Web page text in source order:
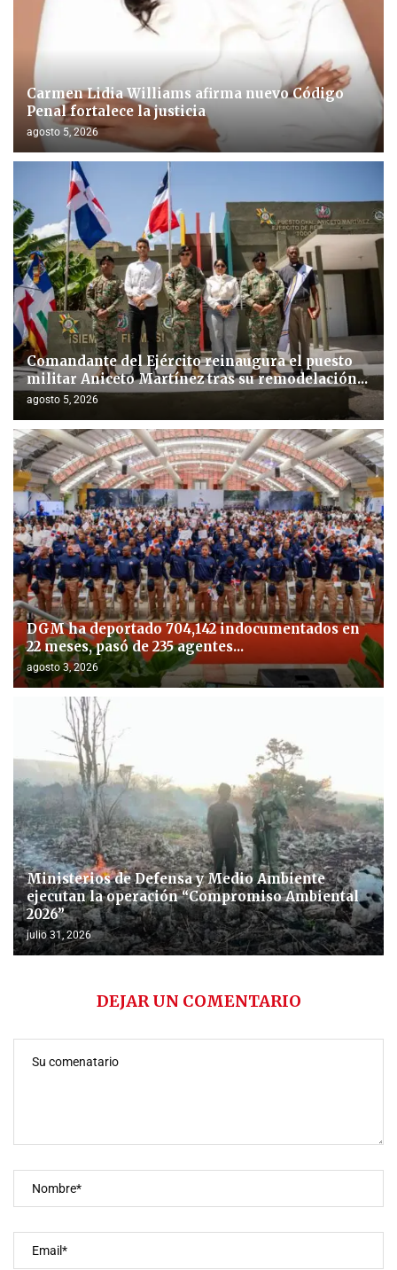
Carmen Lidia Williams afirma nuevo Código
Penal fortalece la justicia
agosto 5, 2026
Comandante del Ejército reinaugura el puesto
militar Aniceto Martínez tras su remodelación...
agosto 5, 2026
DGM ha deportado 704,142 indocumentados en
22 meses, pasó de 235 agentes...
agosto 3, 2026
Ministerios de Defensa y Medio Ambiente
ejecutan la operación “Compromiso Ambiental
2026”
julio 31, 2026
DEJAR UN COMENTARIO